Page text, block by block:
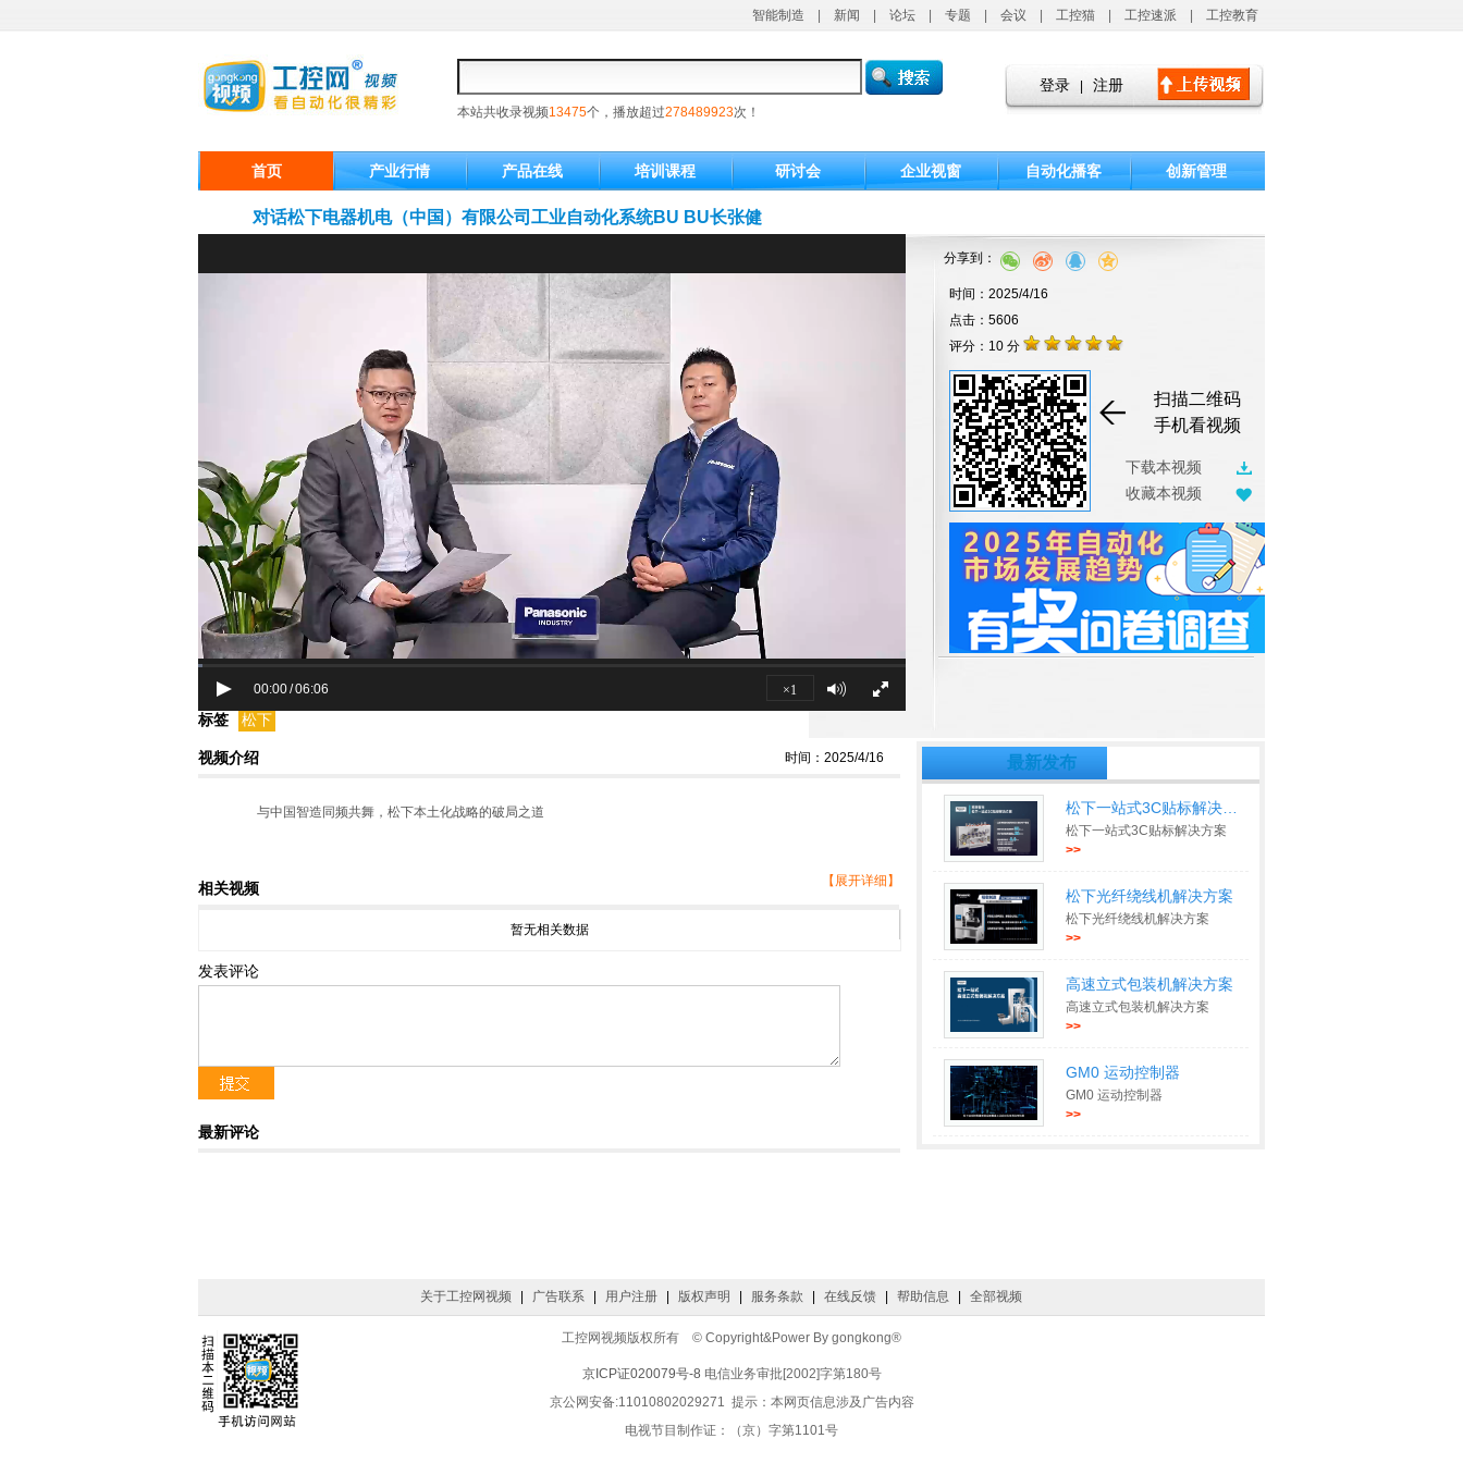
智能制造 新闻 论坛 专题 会议 工控猫 工控速派 工控教育
本站共收录视频13475个，播放超过278489923次！
登录 注册
首页 产业行情 产品在线 培训课程 研讨会 企业视窗 自动化播客 创新管理
对话松下电器机电（中国）有限公司工业自动化系统BU BU长张健
00:00/06:06 ×1
分享到：
时间：2025/4/16
点击：5606
评分：10 分
扫描二维码
手机看视频
下载本视频
收藏本视频
标签 松下
视频介绍 时间：2025/4/16
与中国智造同频共舞，松下本土化战略的破局之道
【展开详细】
相关视频
暂无相关数据
发表评论
最新评论
最新发布
松下一站式3C贴标解决方案
>>
松下光纤绕线机解决方案
松下光纤绕线机解决方案
>>
高速立式包装机解决方案
高速立式包装机解决方案
>>
GM0 运动控制器
GM0 运动控制器
>>
关于工控网视频 广告联系 用户注册 版权声明 服务条款 在线反馈 帮助信息 全部视频
工控网视频版权所有 © Copyright&Power By gongkong®
京ICP证020079号-8 电信业务审批[2002]字第180号
京公网安备:11010802029271 提示：本网页信息涉及广告内容
电视节目制作证：（京）字第1101号